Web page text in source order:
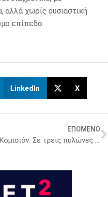
αλλά χωρίς ουσιαστική
επίπεδο.
LinkedIn X
ΕΠΟΜΕΝΟ
Κομισιόν: Σε τρεις πυλώνες η (σταδιακή) κατάργηση των δοκιμών χημικής ασφαλείας σε ζώα